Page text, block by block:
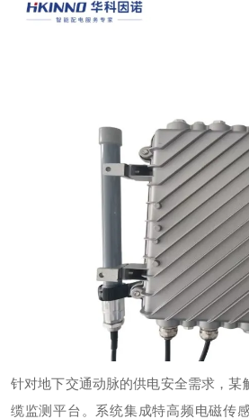
针对地下交通动脉的供电安全需求，某
缆监测平台。系统集成特高频电磁传